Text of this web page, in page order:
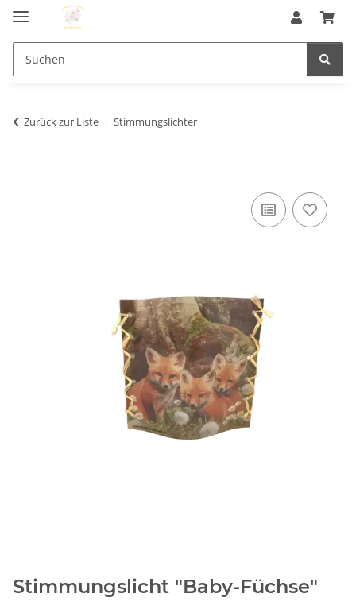
Zurück zur Liste Stimmungslichter
Stimmungslicht "Baby-Füchse"